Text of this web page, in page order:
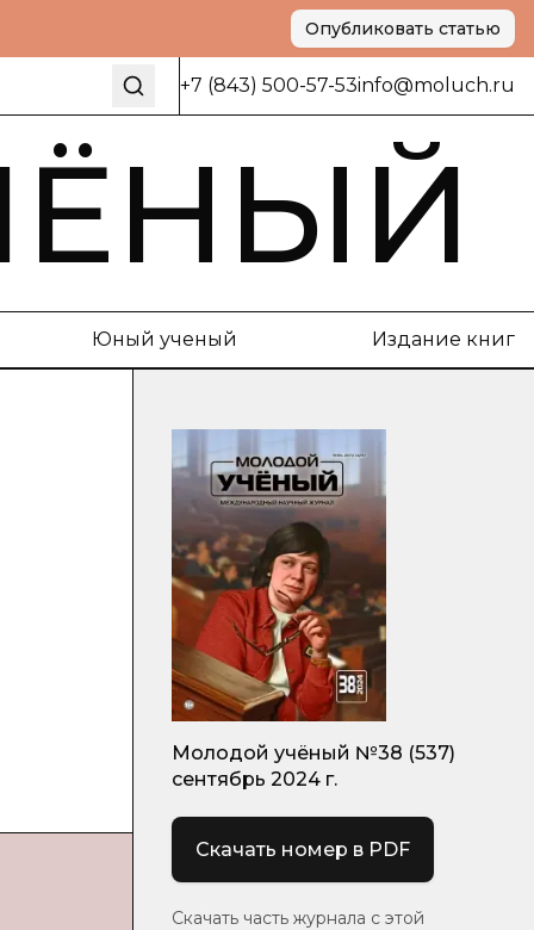
Опубликовать статью
+7 (843) 500-57-53info@moluch.ru
Юный ученый Издание книг
Молодой учёный №38 (537)
сентябрь 2024 г.
Скачать номер в PDF
Скачать часть журнала с этой